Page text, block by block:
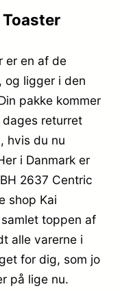
er en af de
og ligger i den
pakke kommer
returret
hvis du nu
i Danmark er
2637 Centric
shop Kai
toppen af
alle varerne i
for dig, som jo
på lige nu.